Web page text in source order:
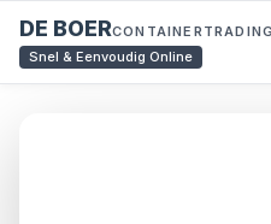
DE BOERCONTAINERTRADING
Snel & Eenvoudig Online